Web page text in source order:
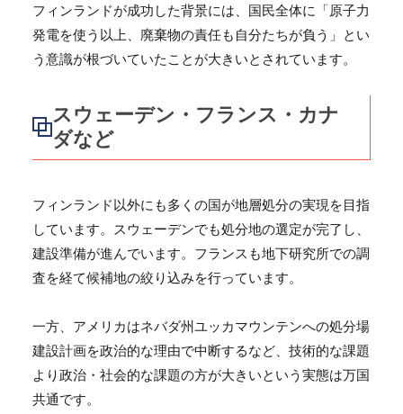
フィンランドが成功した背景には、国民全体に「原子力
発電を使う以上、廃棄物の責任も自分たちが負う」とい
う意識が根づいていたことが大きいとされています。
スウェーデン・フランス・カナ
ダなど
フィンランド以外にも多くの国が地層処分の実現を目指
しています。スウェーデンでも処分地の選定が完了し、
建設準備が進んでいます。フランスも地下研究所での調
査を経て候補地の絞り込みを行っています。
一方、アメリカはネバダ州ユッカマウンテンへの処分場
建設計画を政治的な理由で中断するなど、技術的な課題
より政治・社会的な課題の方が大きいという実態は万国
共通です。